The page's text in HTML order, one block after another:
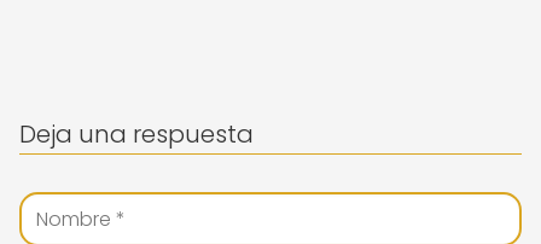
Deja una respuesta